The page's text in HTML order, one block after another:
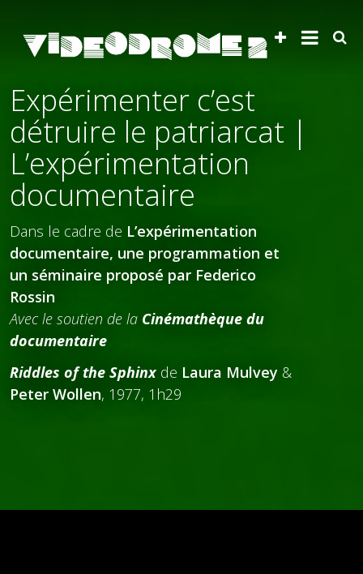
Expérimenter c’est
détruire le patriarcat |
L’expérimentation
documentaire
Dans le cadre de L’expérimentation
documentaire, une programmation et
un séminaire proposé par Federico
Rossin
Avec le soutien de la Cinémathèque du
documentaire
Riddles of the Sphinx de Laura Mulvey &
Peter Wollen, 1977, 1h29